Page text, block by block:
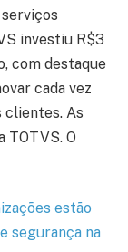
investiu R$3
com destaque
cada vez
clientes. As
TOTVS. O
estão
segurança na